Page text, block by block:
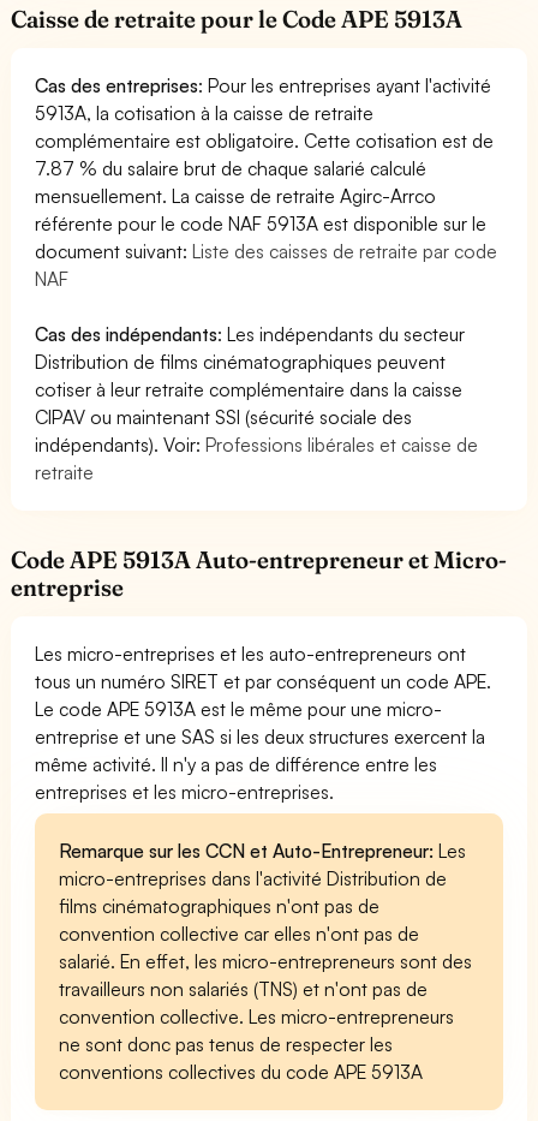
Caisse de retraite pour le Code APE 5913A
Cas des entreprises: Pour les entreprises ayant l'activité
5913A, la cotisation à la caisse de retraite
complémentaire est obligatoire. Cette cotisation est de
7.87 % du salaire brut de chaque salarié calculé
mensuellement. La caisse de retraite Agirc-Arrco
référente pour le code NAF 5913A est disponible sur le
document suivant:Liste des caisses de retraite par code
NAF
Cas des indépendants: Les indépendants du secteur
Distribution de films cinématographiques peuvent
cotiser à leur retraite complémentaire dans la caisse
CIPAV ou maintenant SSI (sécurité sociale des
indépendants). Voir:Professions libérales et caisse de
retraite
Code APE 5913A Auto-entrepreneur et Micro-
entreprise
Les micro-entreprises et les auto-entrepreneurs ont
tous un numéro SIRET et par conséquent un code APE.
Le code APE 5913A est le même pour une micro-
entreprise et une SAS si les deux structures exercent la
même activité. Il n'y a pas de différence entre les
entreprises et les micro-entreprises.
Remarque sur les CCN et Auto-Entrepreneur: Les
micro-entreprises dans l'activité Distribution de
films cinématographiques n'ont pas de
convention collective car elles n'ont pas de
salarié. En effet, les micro-entrepreneurs sont des
travailleurs non salariés (TNS) et n'ont pas de
convention collective. Les micro-entrepreneurs
ne sont donc pas tenus de respecter les
conventions collectives du code APE 5913A